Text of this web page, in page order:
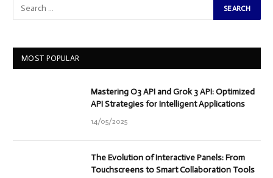
MOST POPULAR
Mastering O3 API and Grok 3 API: Optimized
API Strategies for Intelligent Applications
14/05/2025
The Evolution of Interactive Panels: From
Touchscreens to Smart Collaboration Tools